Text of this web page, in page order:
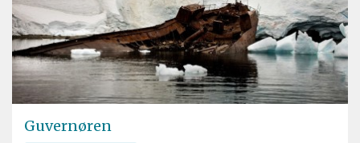
Guvernøren